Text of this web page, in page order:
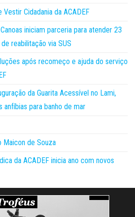
Cidadania da ACADEF
iniciam parceria para atender 23
reabilitação via SUS
após recomeço e ajuda do serviço
da Guarita Acessível no Lami,
anfíbias para banho de mar
Maicon de Souza
da ACADEF inicia ano com novos